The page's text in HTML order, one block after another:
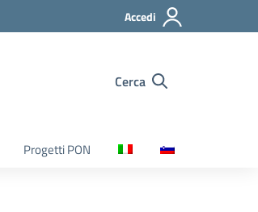
Accedi
Cerca
Progetti PON